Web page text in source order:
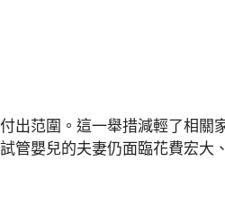
出范圍。這一舉措減輕了相關
管嬰兒的夫妻仍面臨花費宏大